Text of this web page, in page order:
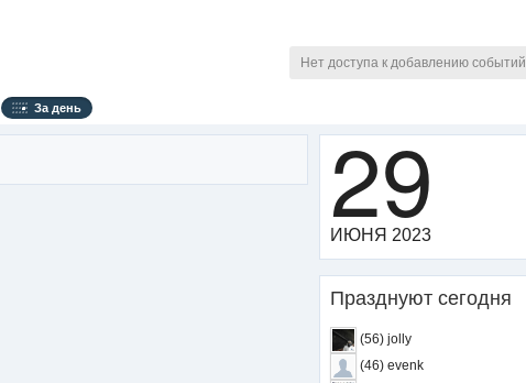
Нет доступа к добавлению событий
За день
29
ИЮНЯ 2023
Празднуют сегодня
(56) jolly
(46) evenk